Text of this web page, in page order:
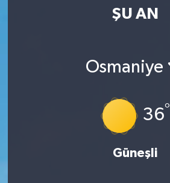
ŞU AN
Osmaniye
36°
Güneşli